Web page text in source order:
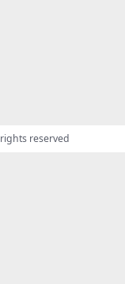
reserved